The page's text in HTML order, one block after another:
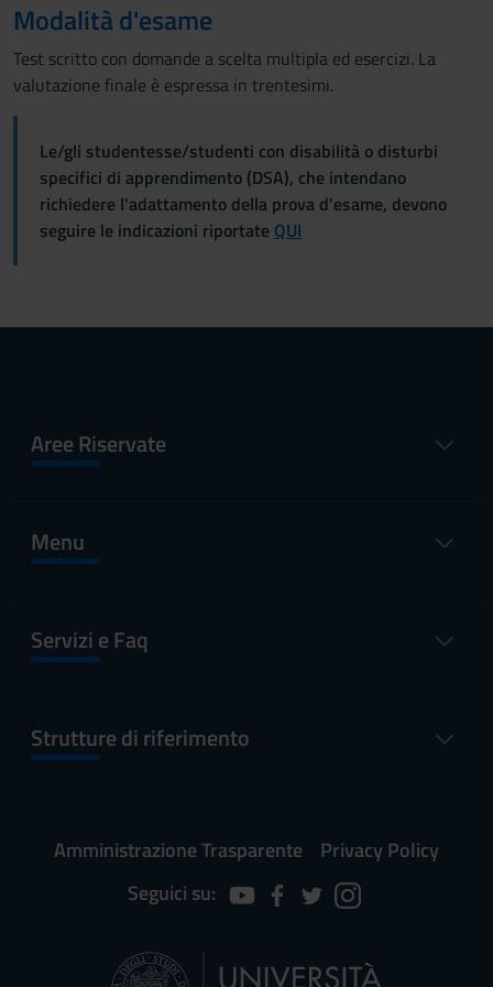
Modalità d'esame
Test scritto con domande a scelta multipla ed esercizi. La
valutazione finale è espressa in trentesimi.
Le/gli studentesse/studenti con disabilità o disturbi
specifici di apprendimento (DSA), che intendano
richiedere l'adattamento della prova d'esame, devono
seguire le indicazioni riportate QUI
Aree Riservate
Menu
Servizi e Faq
Strutture di riferimento
Amministrazione Trasparente
Privacy Policy
Seguici su: